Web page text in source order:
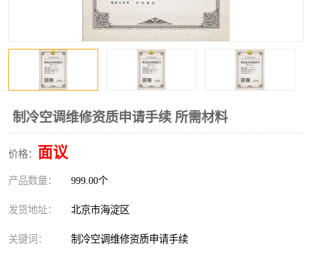
制冷空调维修资质申请手续 所需材料
价格： 面议
产品数量： 999.00个
发货地址： 北京市海淀区
关键词： 制冷空调维修资质申请手续